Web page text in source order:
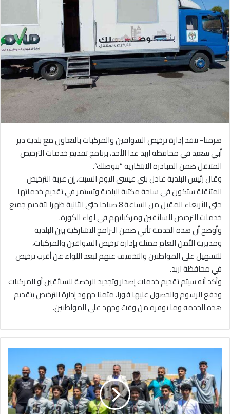
هرمنا- تنفذ إدارة ترخيص السواقين والمركبات بالتعاون مع بلدية دير
أبي سعيد في محافظة اربد غدا الأحد، برنامج تقديم خدمات الترخيص
المتنقل ضمن المبادرة الابتكارية “بنوصلك”.
وقال رئيس البلدية عادل بني عيسى اليوم السبت، إن عربة الترخيص
المتنقلة ستكون في ساحة مكتبة البلدية وتستمر في تقديم خدماتها
حتى الأربعاء المقبل من الساعة 8 صباحا حتى الثانية ظهرا لتقديم جميع
خدمات الترخيص للسائقين ومركباتهم في لواء الكورة.
وأوضح أن هذه الخدمة تأتي ضمن البرامج التشاركية بين البلدية
ومديرية الأمن العام ممثلة بإدارة ترخيص السواقين والمركبات،
للتسهيل على المواطنين والتخفيف عنهم لبعد اللواء عن أقرب ترخيص
في محافظة اربد.
وأكد أنه سيتم تقديم خدمات إصدار وتجديد الرخصة للسائقين أو المركبات
ودفع الرسوم والحصول عليها فورا، مثمنا جهود إدارة الترخيص بتقديم
هذه الخدمة وما توفره من وقت وجهد على المواطنين.
ب
ي
ة
ا